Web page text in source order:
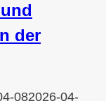
der
082026-04-